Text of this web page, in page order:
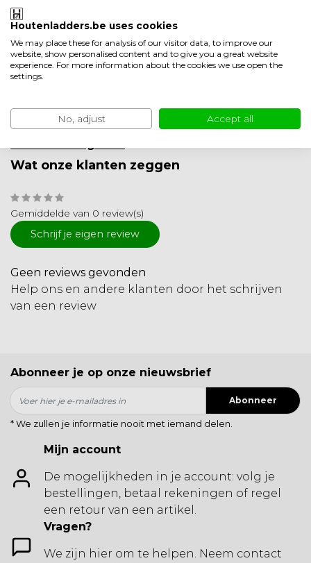
Ambachtelijke kwaliteit uit Nederland
Toevoegen aan vergelijking
Productomschrijving
Product informatie
Wat onze klanten zeggen
Gemiddelde van 0 review(s)
Schrijf je eigen review
Geen reviews gevonden
Help ons en andere klanten door het schrijven
van een review
Abonneer je op onze nieuwsbrief
Abonneer
* We zullen je informatie nooit met iemand delen.
Mijn account
De mogelijkheden in je account: volg je
bestellingen, betaal rekeningen of regel
een retour van een artikel.
Vragen?
We zijn hier om te helpen. Neem contact
Houtenladders.be uses cookies
We may place these for analysis of our visitor data, to improve our
website, show personalised content and to give you a great website
experience. For more information about the cookies we use open the
settings.
No, adjust Accept all